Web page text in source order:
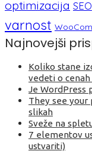
optimizacija SEO
varnost
Najnovejši
Koliko stane
vedeti o
Je WordPress
They see your
slikah
Sveže na
7 elementov
ustvariti)